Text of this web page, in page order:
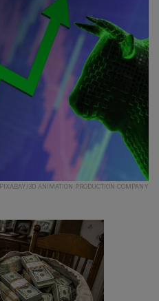
PIXABAY/3D ANIMATION PRODUCTION COMPANY